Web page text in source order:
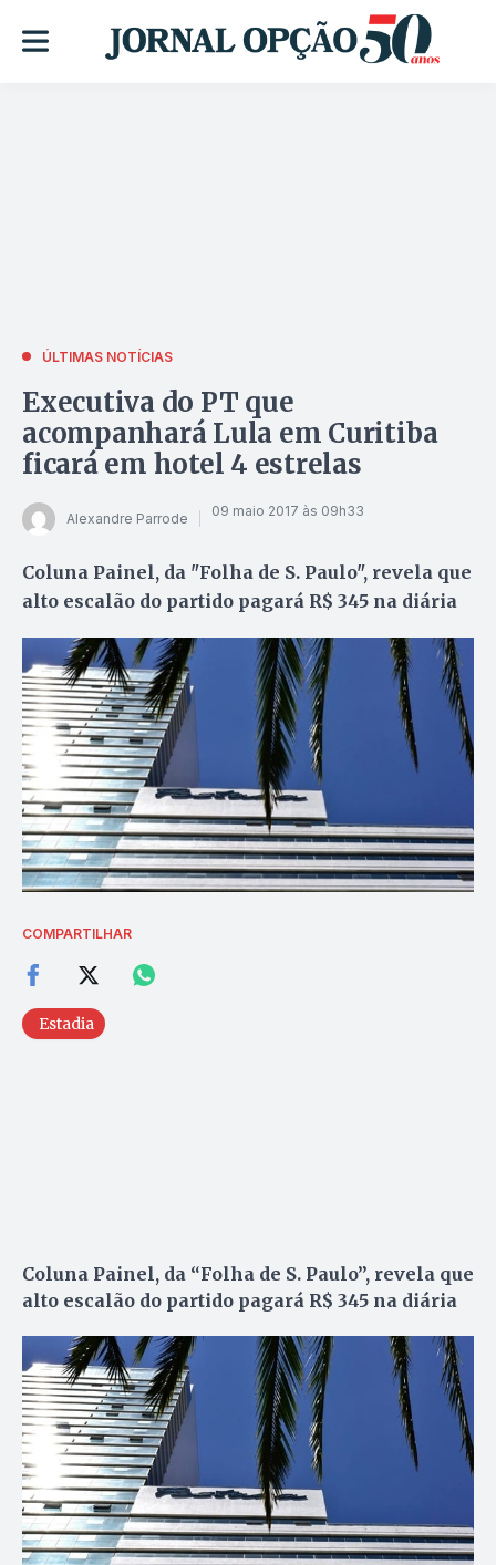
ÚLTIMAS NOTÍCIAS
Executiva do PT que
acompanhará Lula em Curitiba
ficará em hotel 4 estrelas
Alexandre Parrode 09 maio 2017 às 09h33
Coluna Painel, da "Folha de S. Paulo", revela que
alto escalão do partido pagará R$ 345 na diária
COMPARTILHAR
Estadia
Coluna Painel, da “Folha de S. Paulo”, revela que
alto escalão do partido pagará R$ 345 na diária